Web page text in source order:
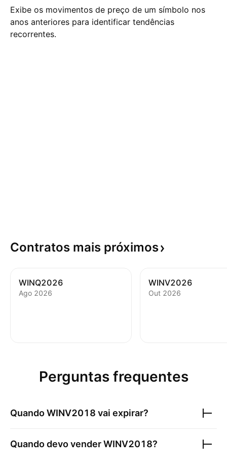
Exibe os movimentos de preço de um símbolo nos
anos anteriores para identificar tendências
recorrentes.
Contratos mais próximos
WINQ2026
Аgo 2026
WINV2026
Оut 2026
Perguntas frequentes
QuandoWINV2018 vai expirar?
Quando devo venderWINV2018?